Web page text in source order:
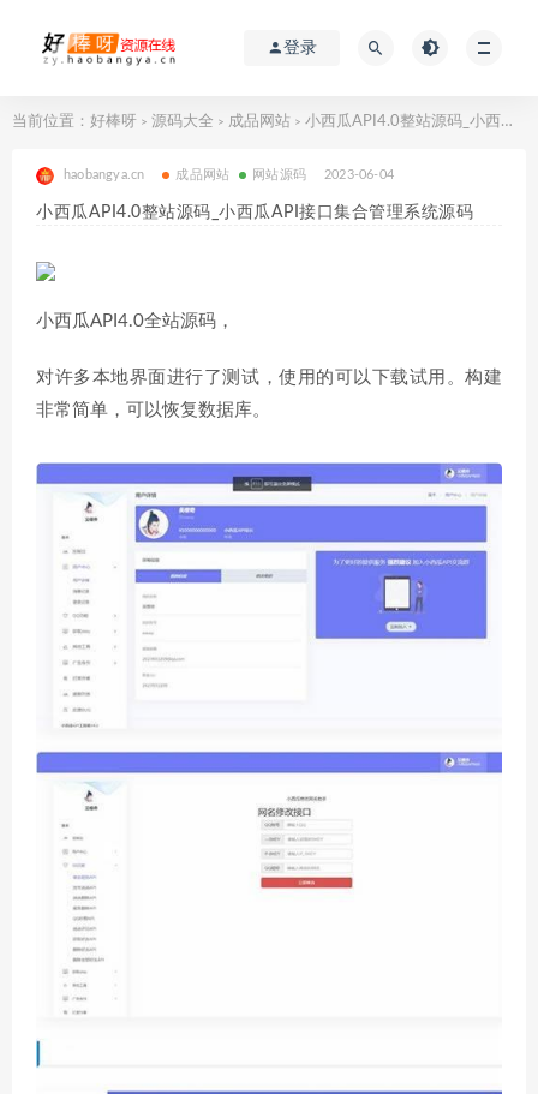
登录
当前位置： 好棒呀 > 源码大全 > 成品网站 > 小西瓜API4.0整站源码_小西瓜API接口集合管理系统源码
haobangya.cn 成品网站 网站源码 2023-06-04
小西瓜API4.0整站源码_小西瓜API接口集合管理系统源码
小西瓜API4.0全站源码，
对许多本地界面进行了测试，使用的可以下载试用。构建
非常简单，可以恢复数据库。